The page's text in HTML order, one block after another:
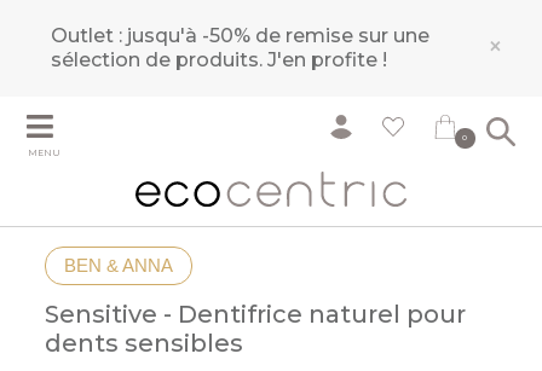
Outlet : jusqu'à -50% de remise sur une
sélection de produits.J'en profite ! ×
MENU
0
BEN & ANNA
Sensitive - Dentifrice naturel pour
dents sensibles